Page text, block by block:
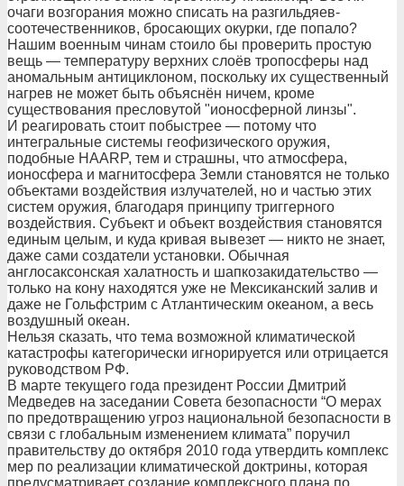
очаги возгорания можно списать на разгильдяев-
соотечественников, бросающих окурки, где попало?
Нашим военным чинам стоило бы проверить простую
вещь — температуру верхних слоёв тропосферы над
аномальным антициклоном, поскольку их существенный
нагрев не может быть объяснён ничем, кроме
существования пресловутой "ионосферной линзы".
И реагировать стоит побыстрее — потому что
интегральные системы геофизического оружия,
подобные HAARP, тем и страшны, что атмосфера,
ионосфера и магнитосфера Земли становятся не только
объектами воздействия излучателей, но и частью этих
систем оружия, благодаря принципу триггерного
воздействия. Субъект и объект воздействия становятся
единым целым, и куда кривая вывезет — никто не знает,
даже сами создатели установки. Обычная
англосаксонская халатность и шапкозакидательство —
только на кону находятся уже не Мексиканский залив и
даже не Гольфстрим с Атлантическим океаном, а весь
воздушный океан.
Нельзя сказать, что тема возможной климатической
катастрофы категорически игнорируется или отрицается
руководством РФ.
В марте текущего года президент России Дмитрий
Медведев на заседании Совета безопасности “О мерах
по предотвращению угроз национальной безопасности в
связи с глобальным изменением климата” поручил
правительству до октября 2010 года утвердить комплекс
мер по реализации климатической доктрины, которая
предусматривает создание комплексного плана по